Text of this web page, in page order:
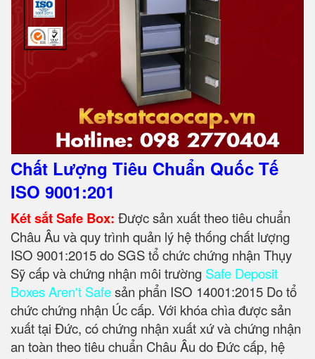
Chất Lượng Tiêu Chuẩn Quốc Tế
ISO 9001:201
Két sắt Safe Box: Được sản xuất theo tiêu chuẩn
Châu Âu và quy trình quản lý hệ thống chất lượng
ISO 9001:2015 do SGS tổ chức chứng nhận Thụy
Sỹ cấp và chứng nhận môi trường Safe Deposit
Boxes Aren't Safesản phẩn ISO 14001:2015 Do tổ
chức chứng nhận Úc cấp. Với khóa chìa được sản
xuất tại Đức, có chứng nhận xuất xứ và chứng nhận
an toàn theo tiêu chuẩn Châu Âu do Đức cấp, hệ